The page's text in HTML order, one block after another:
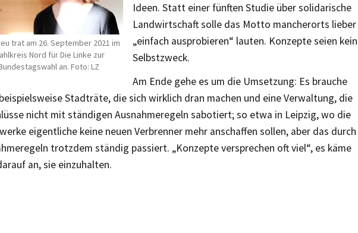
trat am 26. September 2021 im
Nord für Die Linke zur
an. Foto: LZ
Ideen. Statt einer fünften Studie über solidarische
Landwirtschaft solle das Motto mancherorts lieber
„einfach ausprobieren“ lauten. Konzepte seien kein
Selbstzweck.
Am Ende gehe es um die Umsetzung: Es brauche
Stadträte, die sich wirklich dran machen und eine Verwaltung, die
nicht mit ständigen Ausnahmeregeln sabotiert; so etwa in Leipzig, wo die
eigentliche keine neuen Verbrenner mehr anschaffen sollen, aber das durch
trotzdem ständig passiert. „Konzepte versprechen oft viel“, es käme
an, sie einzuhalten.